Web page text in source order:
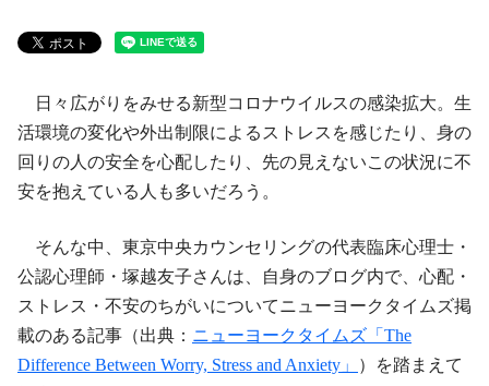
日々広がりをみせる新型コロナウイルスの感染拡大。生
活環境の変化や外出制限によるストレスを感じたり、身の
回りの人の安全を心配したり、先の見えないこの状況に不
安を抱えている人も多いだろう。
そんな中、東京中央カウンセリングの代表臨床心理士・
公認心理師・塚越友子さんは、自身のブログ内で、心配・
ストレス・不安のちがいについてニューヨークタイムズ掲
載のある記事（出典： ニューヨークタイムズ「The
Difference Between Worry, Stress and Anxiety」
）を踏まえて